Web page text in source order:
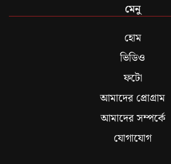
মেনু
হোম
ভিডিও
ফটো
আমাদের প্রোগ্রাম
আমাদের সম্পর্কে
যোগাযোগ